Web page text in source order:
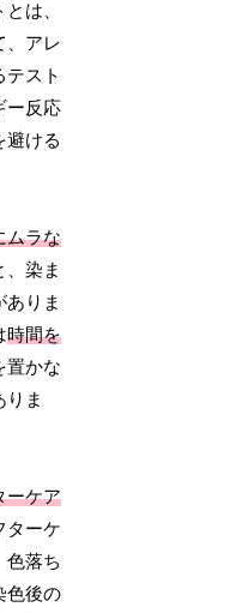
は、
、アレ
テスト
ー反応
避ける
ムラな
、染ま
ありま
時間を
置かな
りま
ーケア
ターケ
色落ち
色後の